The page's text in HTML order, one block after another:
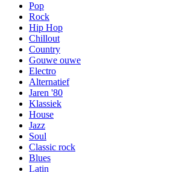
Pop
Rock
Hip Hop
Chillout
Country
Gouwe ouwe
Electro
Alternatief
Jaren '80
Klassiek
House
Jazz
Soul
Classic rock
Blues
Latin